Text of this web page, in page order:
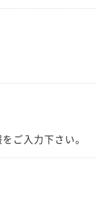
ご入力下さい。